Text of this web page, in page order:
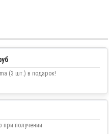
(3 шт.) в подарок!
при получении